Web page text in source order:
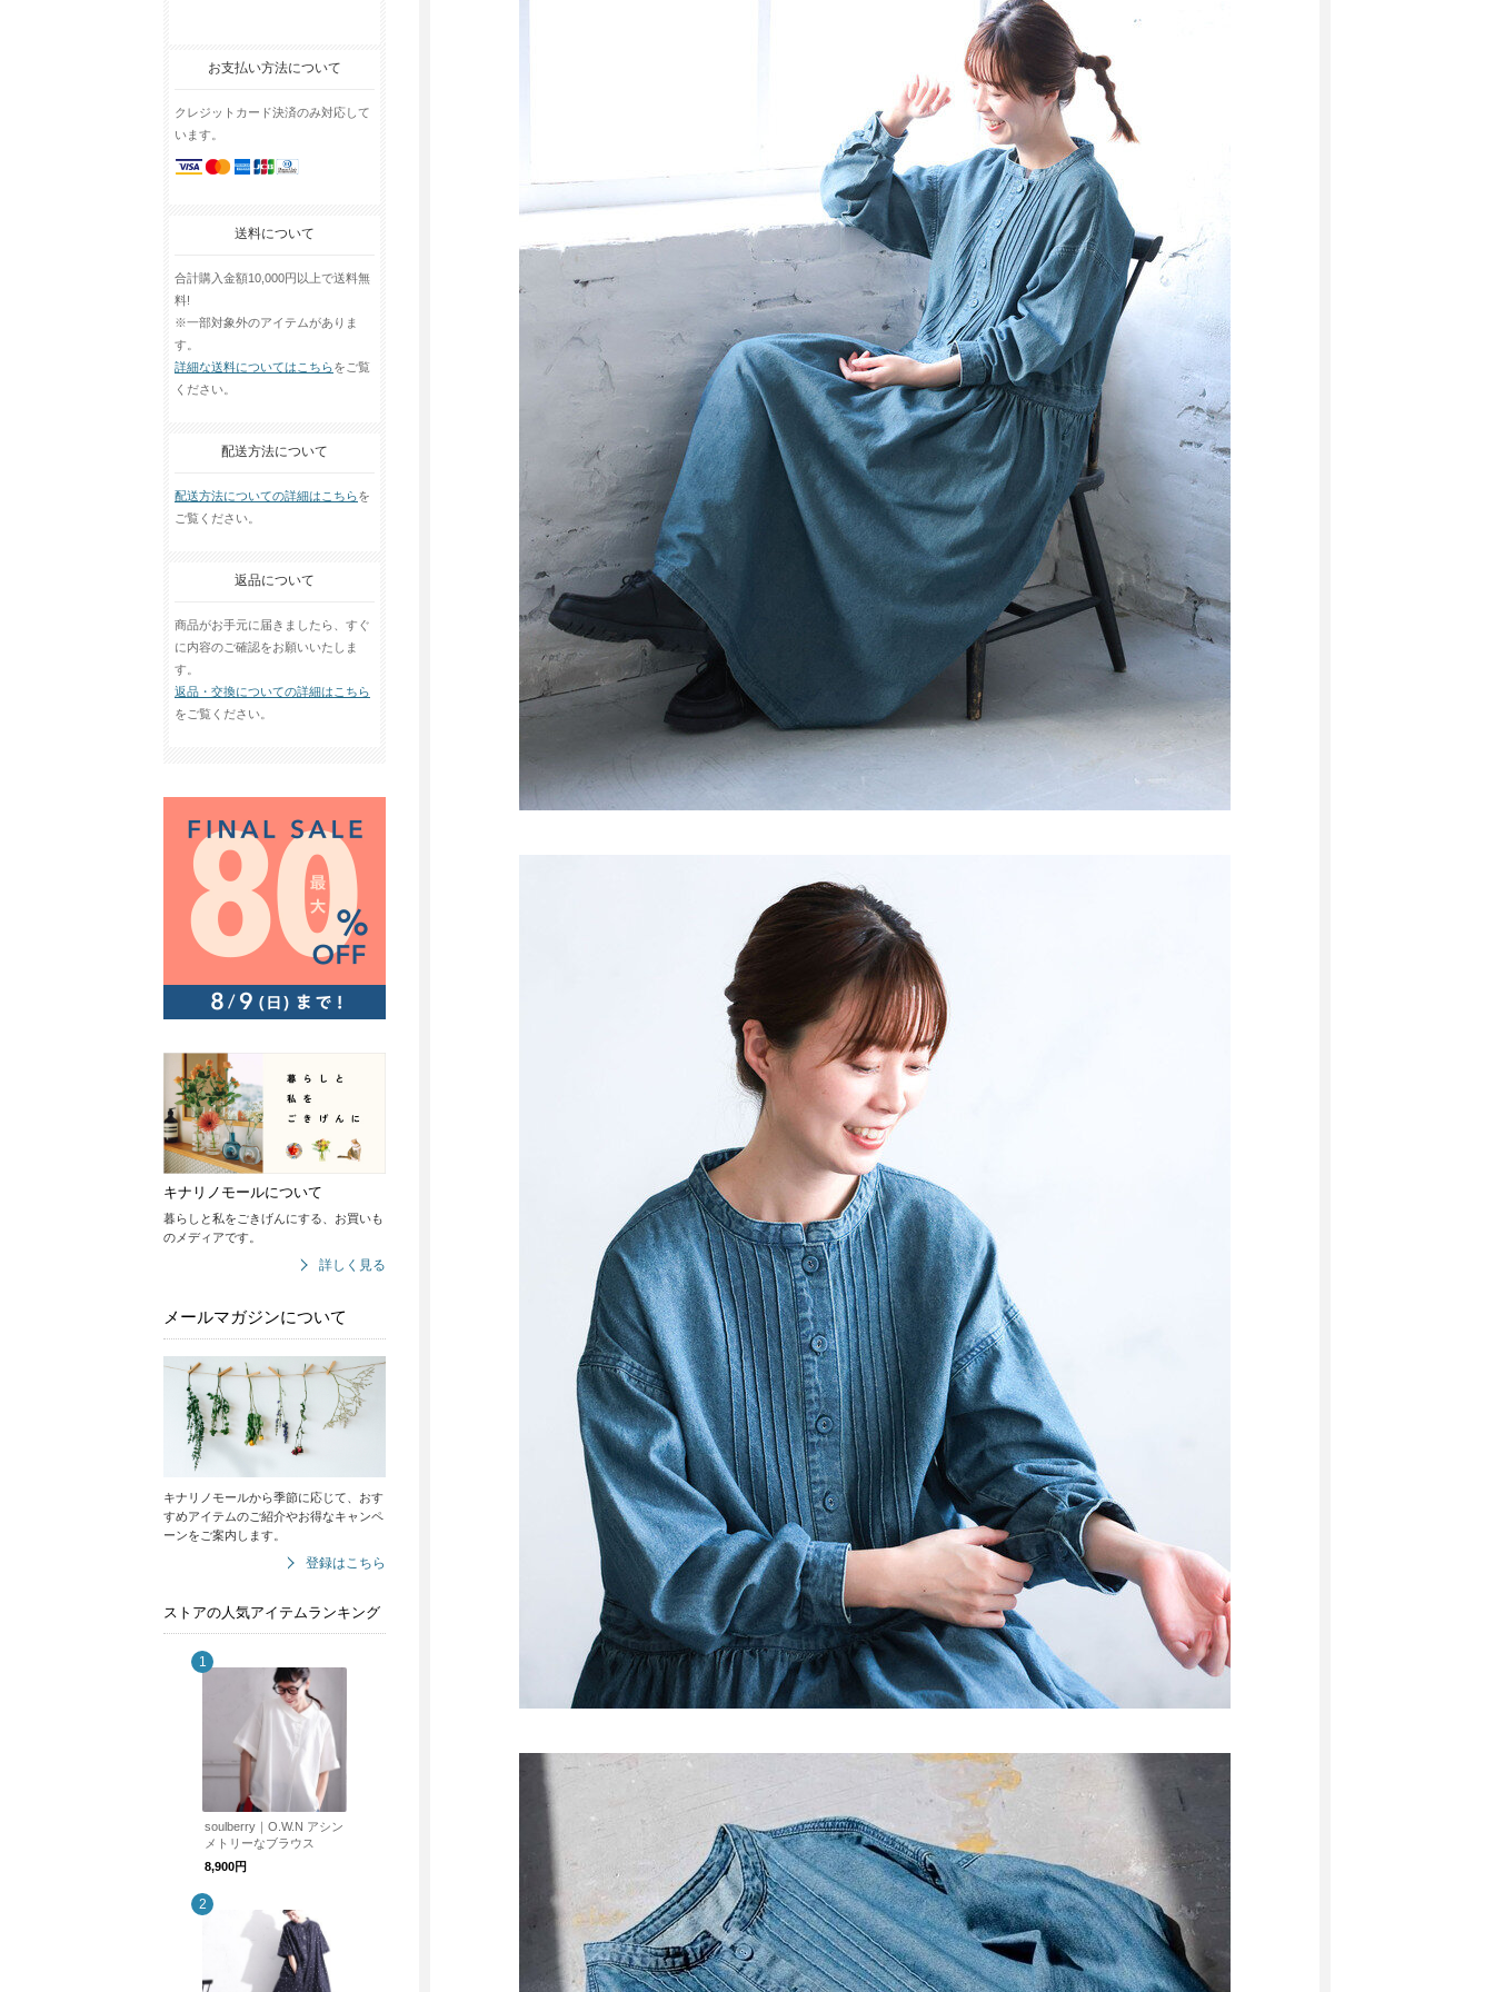
お支払い方法について
クレジットカード決済のみ対応して
います。
送料について
合計購入金額10,000円以上で送料無
料!
※一部対象外のアイテムがありま
す。
詳細な送料についてはこちらをご覧
ください。
配送方法について
配送方法についての詳細はこちらを
ご覧ください。
返品について
商品がお手元に届きましたら、すぐ
に内容のご確認をお願いいたしま
す。
返品・交換についての詳細はこちら
をご覧ください。
キナリノモールについて
暮らしと私をごきげんにする、お買いも
のメディアです。
詳しく見る
メールマガジンについて
キナリノモールから季節に応じて、おす
すめアイテムのご紹介やお得なキャンペ
ーンをご案内します。
登録はこちら
ストアの人気アイテムランキング
soulberry｜O.W.N アシン
メトリーなブラウス
8,900円